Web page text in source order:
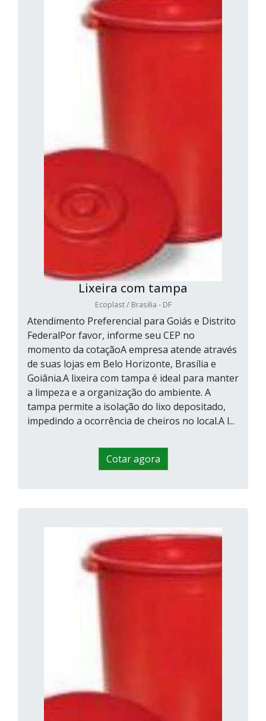
Lixeira com tampa
Ecoplast / Brasilia - DF
Atendimento Preferencial para Goiás e Distrito
FederalPor favor, informe seu CEP no
momento da cotaçãoA empresa atende através
de suas lojas em Belo Horizonte, Brasília e
Goiânia.A lixeira com tampa é ideal para manter
a limpeza e a organização do ambiente. A
tampa permite a isolação do lixo depositado,
impedindo a ocorrência de cheiros no local.A l...
Cotar agora